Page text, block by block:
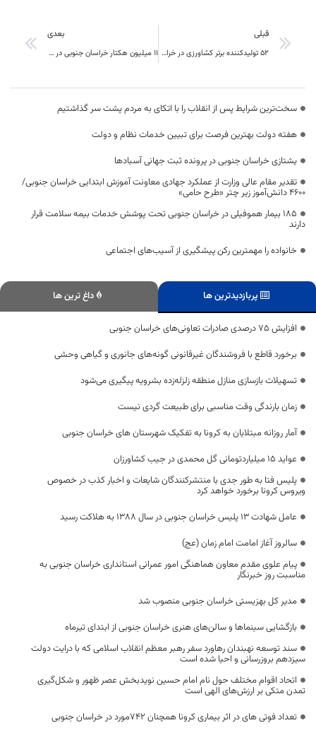
قبلی
۵۲ تولیدکننده برتر کشاورزی در خراسان جنوبی تجلیل شدند
بعدی
۱۱ میلیون هکتار خراسان جنوبی در معرض فرسایش خاک و باد
سخت‌ترین شرایط پس از انقلاب را با اتکای به مردم پشت سر گذاشتیم
هفته دولت بهترین فرصت برای تبیین خدمات نظام و دولت
یشتازی خراسان جنوبی در پرونده ثبت جهانی آسبادها
تقدیر مقام عالی وزارت از عملکرد جهادی معاونت آموزش ابتدایی خراسان جنوبی/
۴۶۰۰ دانش‌آموز زیر چتر «طرح حامی»
۱۸۵ بیمار هموفیلی در خراسان جنوبی تحت پوشش خدمات بیمه سلامت قرار
دارند
خانواده را مهمترین رکن پیشگیری از آسیب‌های اجتماعی
پربازدیدترین ها داغ ترین ها
افزایش ۷۵ درصدی صادرات تعاونی‌های خراسان جنوبی
برخورد قاطع با فروشندگان غیرقانونی گونه‌های جانوری و گیاهی وحشی
تسهیلات بازسازی منازل منطقه زلزله‌زده بشرویه پیگیری می‌شود
زمان بارندگی وقت مناسبی برای طبیعت گردی نیست
آمار روزانه مبتلایان به کرونا به تفکیک شهرستان های خراسان جنوبی
عواید 15 میلیاردتومانی گل محمدی در جیب کشاورزان
پلیس فتا به طور جدی با منتشرکنندگان شایعات و اخبار کذب در خصوص
ویروس کرونا برخورد خواهد کرد
عامل شهادت ۱۳ پلیس خراسان جنوبی در سال 1388 به هلاکت رسید
سالروز آغاز امامت امام زمان (عج)
پیام علوی مقدم معاون هماهنگی امور عمرانی استانداری خراسان جنوبی به
مناسبت روز خبرنگار
مدیر کل بهزیستی خراسان جنوبی منصوب شد
بازگشایی سینما‌ها و سالن‌های هنری خراسان جنوبی از ابتدای تیرماه
سند توسعه نهبندان رهاورد سفر رهبر معظم انقلاب اسلامی که با درایت دولت
سیزدهم بروزرسانی و احیا شده است
اتحاد اقوام مختلف حول نام امام حسین نویدبخش عصر ظهور و شکل‌گیری
تمدن متکی بر ارزش‌های الهی است
تعداد فوتی های در اثر بیماری کرونا همچنان 742مورد در خراسان جنوبی